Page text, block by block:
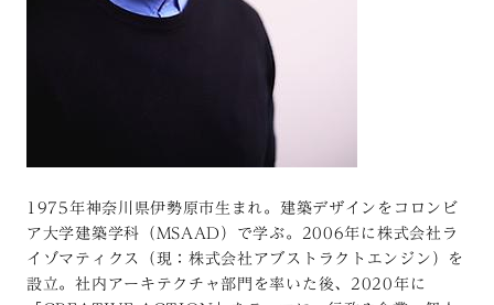
1975年神奈川県伊勢原市生まれ。建築デザインをコロンビ
ア大学建築学科（MSAAD）で学ぶ。2006年に株式会社ラ
イゾマティクス（現：株式会社アブストラクトエンジン）を
設立。社内アーキテクチャ部門を率いた後、2020年に